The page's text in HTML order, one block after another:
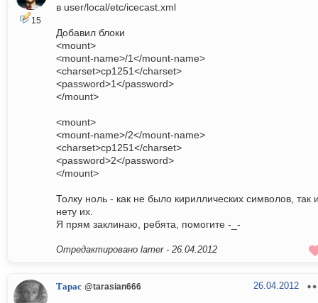
15
в user/local/etc/icecast.xml
Добавил блоки
<mount>
<mount-name>/1</mount-name>
<charset>cp1251</charset>
<password>1</password>
</mount>
<mount>
<mount-name>/2</mount-name>
<charset>cp1251</charset>
<password>2</password>
</mount>
Толку ноль - как не было кириллических символов, так
нету их.
Я прям заклинаю, ребята, помогите -_-
Отредактировано lamer - 26.04.2012
Тарас @tarasian666 26.04.2012